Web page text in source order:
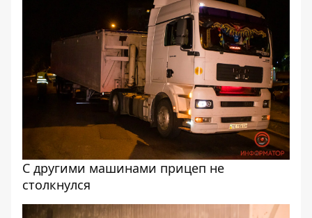
С другими машинами прицеп не
столкнулся